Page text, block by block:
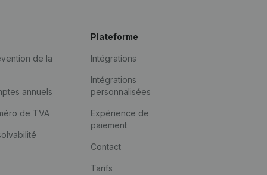
de la
annuels
de TVA
Plateforme
Intégrations
Intégrations
personnalisées
Expérience de
paiement
Contact
Tarifs